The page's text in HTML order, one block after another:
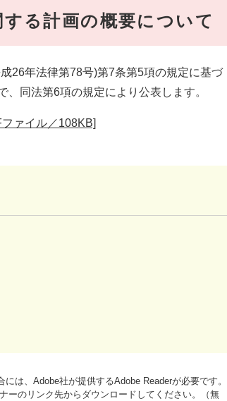
る計画の概要について
26年法律第78号)第7条第5項の規定に基づ
同法第6項の規定により公表します。
ァイル／108KB]
は、Adobe社が提供するAdobe Readerが必要です。
ーのリンク先からダウンロードしてください。（無